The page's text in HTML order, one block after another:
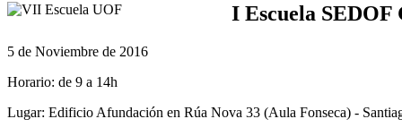
I Escuela SEDOF
5 de Noviembre de 2016
Horario: de 9 a 14h
Lugar: Edificio Afundación en Rúa Nova 33 (Aula Fonseca) -